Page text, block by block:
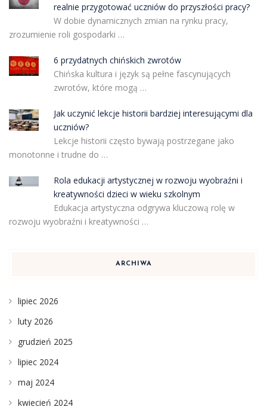
realnie przygotować uczniów do przyszłości pracy?
W dobie dynamicznych zmian na rynku pracy,
zrozumienie roli gospodarki …
6 przydatnych chińskich zwrotów
Chińska kultura i język są pełne fascynujących
zwrotów, które mogą …
Jak uczynić lekcje historii bardziej interesującymi dla
uczniów?
Lekcje historii często bywają postrzegane jako
monotonne i trudne do …
Rola edukacji artystycznej w rozwoju wyobraźni i
kreatywności dzieci w wieku szkolnym
Edukacja artystyczna odgrywa kluczową rolę w
rozwoju wyobraźni i kreatywności …
ARCHIWA
lipiec 2026
luty 2026
grudzień 2025
lipiec 2024
maj 2024
kwiecień 2024